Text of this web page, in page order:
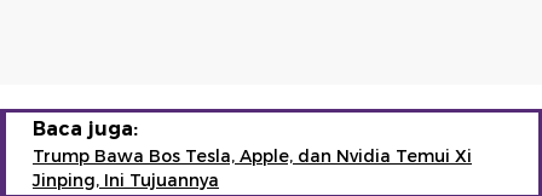
Baca juga:
Trump Bawa Bos Tesla, Apple, dan Nvidia Temui Xi
Jinping, Ini Tujuannya